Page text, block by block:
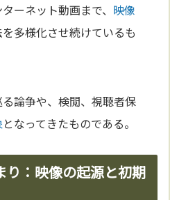
ーネット動画まで、 映像
多様化させ続けているも
る論争や、検閲、視聴者保
となってきたものである。
り：映像の起源と初期